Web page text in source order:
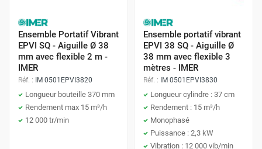
Ensemble Portatif Vibrant
EPVI SQ - Aiguille Ø 38
mm avec flexible 2 m -
IMER
Réf. : IM 0501EPVI3820
Longueur bouteille 370 mm
Rendement max 15 m³/h
12 000 tr/min
Ensemble portatif vibrant
EPVI 38 SQ - Aiguille Ø
38 mm avec flexible 3
mètres - IMER
Réf. : IM 0501EPVI3830
Longueur cylindre : 37 cm
Rendement : 15 m³/h
Monophasé
Puissance : 2,3 kW
Vibration : 12 000 vib/min